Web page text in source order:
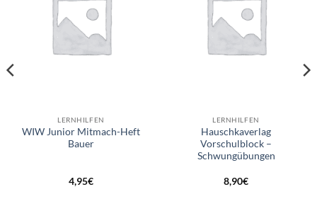
LERNHILFEN
WIW Junior Mitmach-Heft
Bauer
4,95€
LERNHILFEN
Hauschkaverlag
Vorschulblock –
Schwungübungen
8,90€